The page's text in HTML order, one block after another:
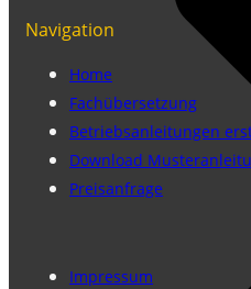
Navigation
Home
Fachübersetzung
Betriebsanleitungen
Download
Preisanfrage
Impressum